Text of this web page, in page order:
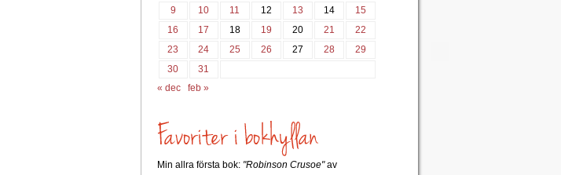
9
10 11 12 13 14
15
16
17 18 19 20 21
22
23
24 25 26 27 28
29
30
31
« dec
feb »
Min allra första bok: "Robinson Crusoe"av